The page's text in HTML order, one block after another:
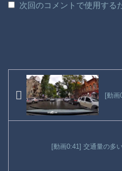
次回のコメントで使用する
[動画
[動画0:41] 交通量の多